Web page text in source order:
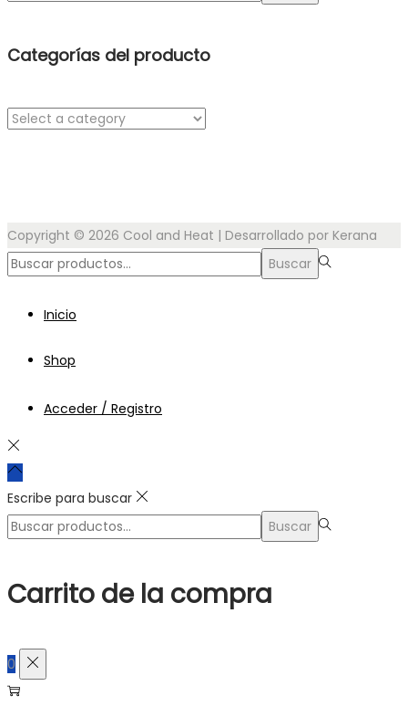
Categorías del producto
Copyright © 2026 Cool and Heat | Desarrollado por Kerana
Búsqueda
Buscar
Inicio
Shop
Acceder / Registro
Escribe para buscar
Búsqueda
Buscar
Carrito de la compra
0